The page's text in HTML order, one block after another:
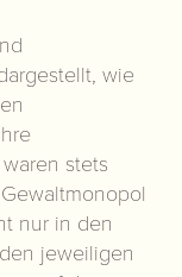
wie
stets
nur in den
jeweiligen